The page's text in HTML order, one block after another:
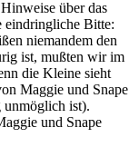
über das
eindringliche Bitte:
niemandem den
ist, mußten wir im
die Kleine sieht
Maggie und Snape
ist).
und Snape